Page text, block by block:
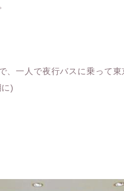
、一人で夜行バスに乗って東
)